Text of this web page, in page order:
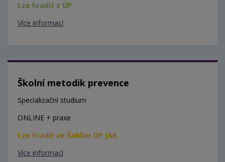
Lze hradit z ÚP
Více informací
Školní metodik prevence
Specializační studium
ONLINE + praxe
Lze hradit ze Šablon OP JAK
Více informací